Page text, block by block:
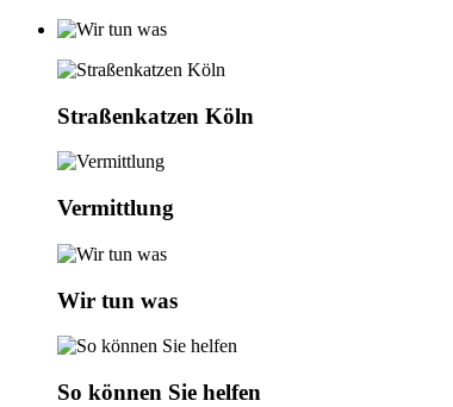
Straßenkatzen Köln
Vermittlung
Wir tun was
So können Sie helfen